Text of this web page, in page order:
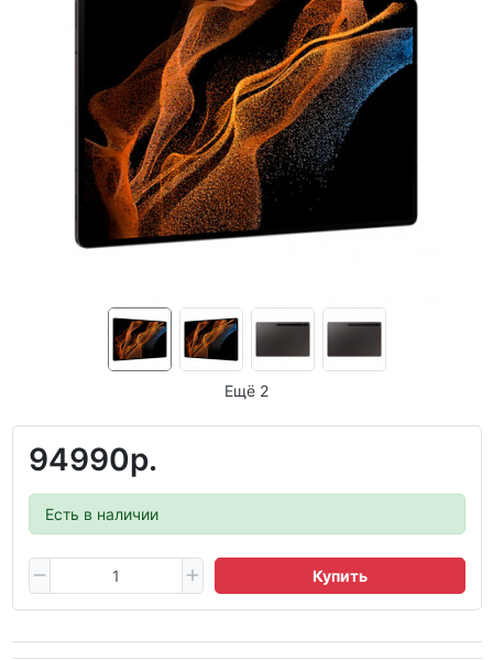
Ещё 2
94990р.
Есть в наличии
Купить